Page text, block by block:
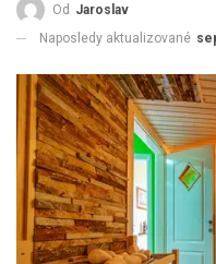
Od Jaroslav
Naposledy aktualizované